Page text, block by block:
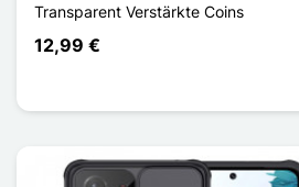
Transparent Verstärkte Coins
12,99 €